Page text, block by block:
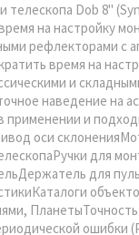
Dob 8"
на настройку
рефлекторами с
время на
и
наведение на
применении и
оси
для
для
ошибки